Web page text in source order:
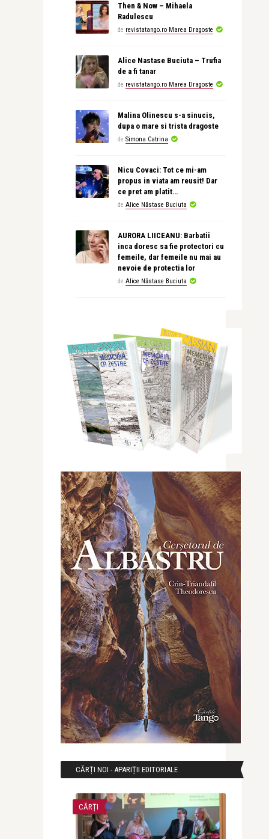
Then & Now – Mihaela
Radulescu
de revistatango.ro Marea Dragoste
Alice Nastase Buciuta – Trufia
de a fi tanar
de revistatango.ro Marea Dragoste
Malina Olinescu s-a sinucis,
dupa o mare si trista dragoste
de Simona Catrina
Nicu Covaci: Tot ce mi-am
propus in viata am reusit! Dar
ce pret am platit…
de Alice Năstase Buciuta
AURORA LIICEANU: Barbatii
inca doresc sa fie protectori cu
femeile, dar femeile nu mai au
nevoie de protectia lor
de Alice Năstase Buciuta
CĂRȚI NOI - APARIȚII EDITORIALE
CĂRȚI